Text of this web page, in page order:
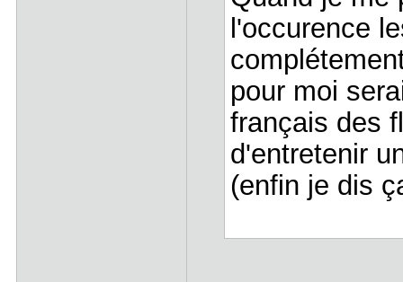
l'occurence
pour moi
français des
d'entretenir
(enfin je dis